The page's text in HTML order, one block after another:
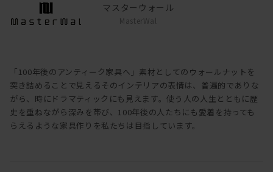
マスターウォール
MasterWal
「100年後のアンティーク家具へ」素材としてのウォールナットを
突き詰めることで見えるそのインテリアの表情は、普遍的でありな
がら、時にドラマティックにも見えます。使う人の人生とともに歴
史を重ねながら深みを帯び、100年後の人たちにも愛着を持っても
らえるような家具作りを私たちは目指しています。